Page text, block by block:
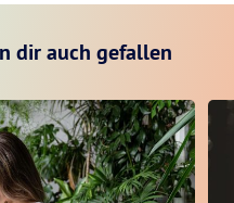
dir auch gefallen